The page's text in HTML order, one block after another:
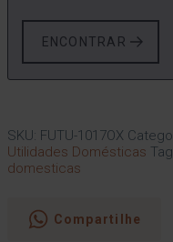
ENCONTRAR
SKU: FUTU-1017OX
Utilidades Domésticas
domesticas
Compartilhe